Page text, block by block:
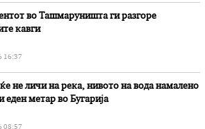
во Ташмаруништa ги разгоре
кавги
16:37
не личи на река, нивото на вода намалено
еден метар во Бугарија
08:57